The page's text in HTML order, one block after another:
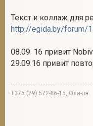
Текст и коллаж для
08.09. 16 привит
29.09.16 привит
+375 (29) 572-86-15, Оля-ля